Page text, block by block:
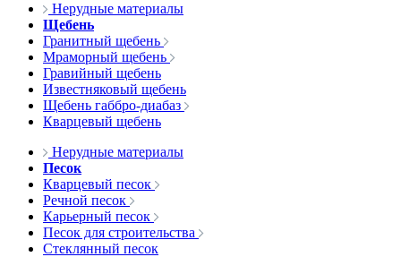
Нерудные материалы
Щебень
Гранитный щебень
Мраморный щебень
Гравийный щебень
Известняковый щебень
Щебень габбро-диабаз
Кварцевый щебень
Нерудные материалы
Песок
Кварцевый песок
Речной песок
Карьерный песок
Песок для строительства
Стеклянный песок